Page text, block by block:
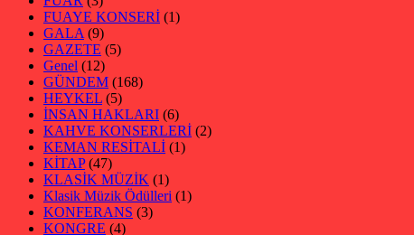
FUAYE KONSERİ (1)
GALA (9)
GAZETE (5)
Genel (12)
GÜNDEM (168)
HEYKEL (5)
İNSAN HAKLARI (6)
KAHVE KONSERLERİ (2)
KEMAN RESİTALİ (1)
KİTAP(47)
KLASİK MÜZİK (1)
Klasik Müzik Ödülleri (1)
KONFERANS (3)
KONGRE (4)